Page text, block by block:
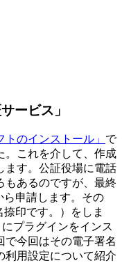
ービス」
のインストール」 で
。これを介して、作成
ます。公証役場に電話
もあるのですが、最終
ら申請します。その
印です。）をしま
にプラグインをインス
で今回はその電子署名
利用設定について紹介